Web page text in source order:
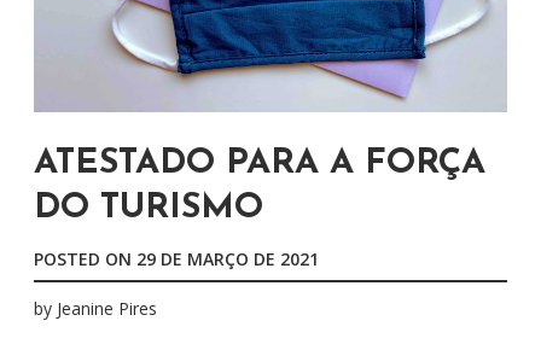
ATESTADO PARA A FORÇA
DO TURISMO
POSTED ON 29 DE MARÇO DE 2021
by Jeanine Pires